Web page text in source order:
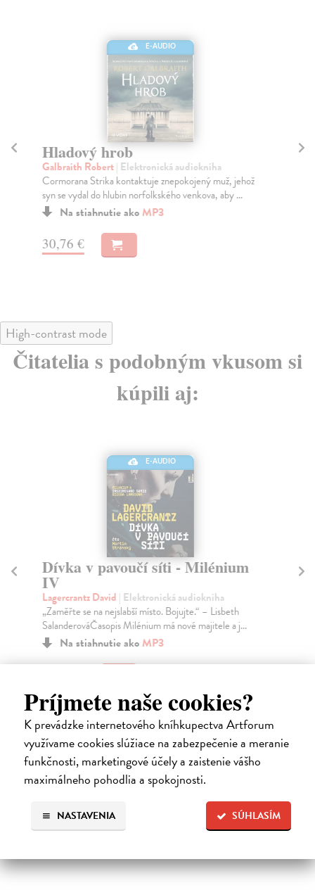
Príjmete naše cookies?
K prevádzke internetového kníhkupectva Artforum
využívame cookies slúžiace na zabezpečenie a meranie
funkčnosti, marketingové účely a zaistenie vášho
maximálneho pohodlia a spokojnosti.
SÚHLASÍM
NASTAVENIA
E-AUDIO
Hladový hrob
Galbraith Robert| Elektronická audiokniha
Cormorana Strika kontaktuje znepokojený muž, jehož
syn se vydal do hlubin norfolkského venkova, aby ...
Na stiahnutie akoMP3
30,76 €
High-contrast mode
Čitatelia s podobným vkusom si
kúpili aj:
E-AUDIO
Dívka v pavoučí síti - Milénium
IV
Lagercrantz David | Elektronická audiokniha
„Zaměřte se na nejslabší místo. Bojujte.“ – Lisbeth
SalanderováČasopis Milénium má nové majitele a j...
Na stiahnutie akoMP3
Ďalšie z kategórie detektívky /
mystery audioknihy